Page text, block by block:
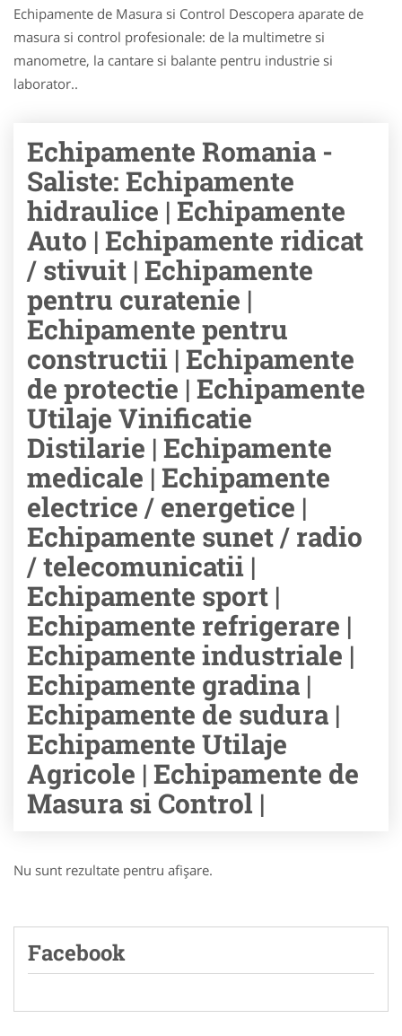
Echipamente de Masura si Control Descopera aparate de
masura si control profesionale: de la multimetre si
manometre, la cantare si balante pentru industrie si
laborator..
Echipamente Romania -
Saliste: Echipamente
hidraulice | Echipamente
Auto | Echipamente ridicat
/ stivuit | Echipamente
pentru curatenie |
Echipamente pentru
constructii | Echipamente
de protectie | Echipamente
Utilaje Vinificatie
Distilarie | Echipamente
medicale | Echipamente
electrice / energetice |
Echipamente sunet / radio
/ telecomunicatii |
Echipamente sport |
Echipamente refrigerare |
Echipamente industriale |
Echipamente gradina |
Echipamente de sudura |
Echipamente Utilaje
Agricole | Echipamente de
Masura si Control |
Nu sunt rezultate pentru afişare.
Facebook